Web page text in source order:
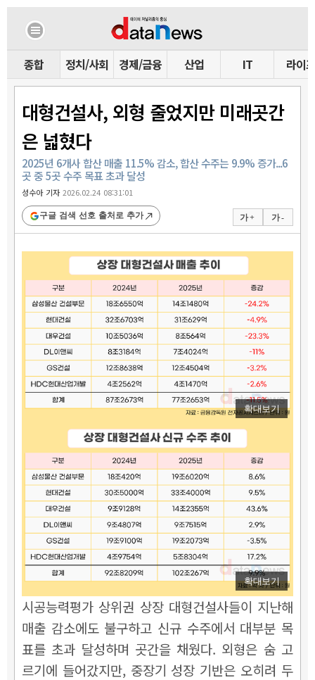
종합 정치/사회 경제/금융 산업 IT 라이프
대형건설사, 외형 줄었지만 미래곳간
은 넓혔다
2025년 6개사 합산 매출 11.5% 감소, 합산 수주는 9.9% 증가...6
곳 중 5곳 수주 목표 초과 달성
성수아 기자2026.02.24 08:31:01
가 + 가 -
구글 검색 선호 출처로 추가
확대보기
확대보기
시공능력평가 상위권 상장 대형건설사들이 지난해
매출 감소에도 불구하고 신규 수주에서 대부분 목
표를 초과 달성하며 곳간을 채웠다. 외형은 숨 고
르기에 들어갔지만, 중장기 성장 기반은 오히려 두